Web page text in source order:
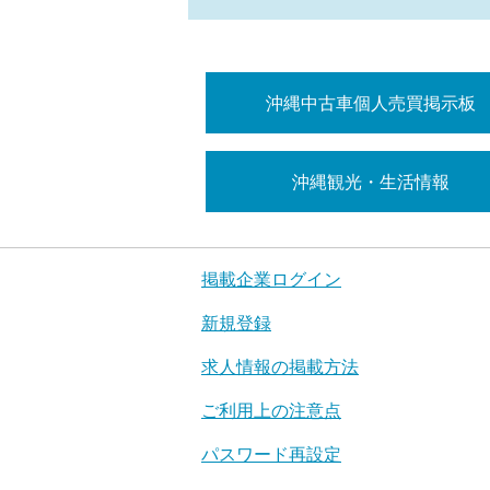
沖縄中古車個人売買掲示板
沖縄観光・生活情報
掲載企業ログイン
新規登録
求人情報の掲載方法
ご利用上の注意点
パスワード再設定